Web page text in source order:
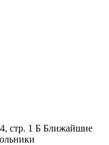
стр. 1 Б Ближайшие